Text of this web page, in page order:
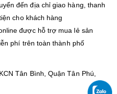
đến địa chỉ giao hàng, thanh
cho khách hàng
được hỗ trợ mua lẻ sản
phí trên toàn thành phố
Tân Bình, Quận Tân Phú,